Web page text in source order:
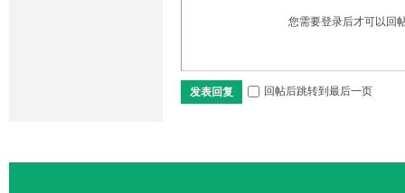
您需要登录后才可以回
发表回复 回帖后跳转到最后一页